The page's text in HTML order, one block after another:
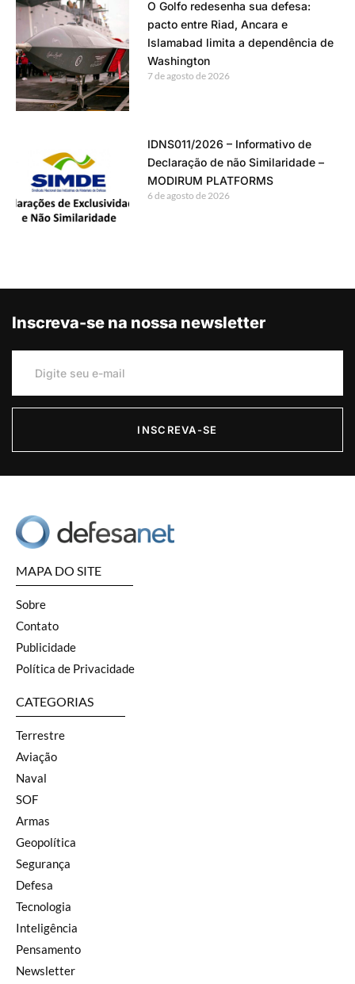
O Golfo redesenha sua defesa:
pacto entre Riad, Ancara e
Islamabad limita a dependência de
Washington
7 de agosto de 2026
IDNS011/2026 – Informativo de
Declaração de não Similaridade –
MODIRUM PLATFORMS
6 de agosto de 2026
Inscreva-se na nossa newsletter
INSCREVA-SE
MAPA DO SITE
Sobre
Contato
Publicidade
Política de Privacidade
CATEGORIAS
Terrestre
Aviação
Naval
SOF
Armas
Geopolítica
Segurança
Defesa
Tecnologia
Inteligência
Pensamento
Newsletter